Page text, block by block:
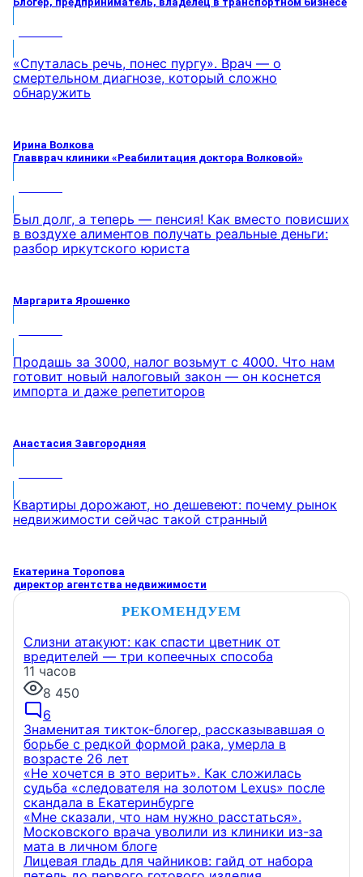
«Спуталась речь, понес пургу». Врач — о
смертельном диагнозе, который сложно
обнаружить
Ирина Волкова
Главврач клиники «Реабилитация доктора Волковой»
Был долг, а теперь — пенсия! Как вместо повисших
в воздухе алиментов получать реальные деньги:
разбор иркутского юриста
Маргарита Ярошенко
Продашь за 3000, налог возьмут с 4000. Что нам
готовит новый налоговый закон — он коснется
импорта и даже репетиторов
Анастасия Завгородняя
Квартиры дорожают, но дешевеют: почему рынок
недвижимости сейчас такой странный
Екатерина Торопова
директор агентства недвижимости
РЕКОМЕНДУЕМ
Слизни атакуют: как спасти цветник от
вредителей — три копеечных способа
11 часов
8 450
6
Знаменитая тикток-блогер, рассказывавшая о
борьбе с редкой формой рака, умерла в
возрасте 26 лет
«Не хочется в это верить». Как сложилась
судьба «следователя на золотом Lexus» после
скандала в Екатеринбурге
«Мне сказали, что нам нужно расстаться».
Московского врача уволили из клиники из-за
мата в личном блоге
Лицевая гладь для чайников: гайд от набора